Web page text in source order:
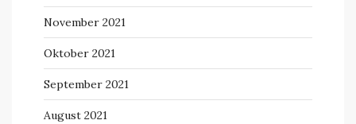
November 2021
Oktober 2021
September 2021
August 2021